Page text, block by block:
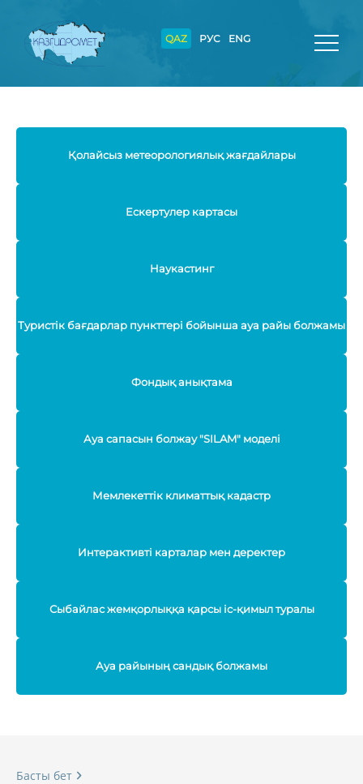
QAZ РУС ENG
Қолайсыз метеорологиялық жағдайлары
Ескертулер картасы
Наукастинг
Туристік бағдарлар пункттері бойынша ауа райы болжамы
Фондық анықтама
Ауа сапасын болжау "SILAM" моделі
Мемлекеттік климаттық кадастр
Интерактивті карталар мен деректер
Сыбайлас жемқорлыққа қарсы іс-қимыл туралы
Ауа райының сандық болжамы
Басты бет